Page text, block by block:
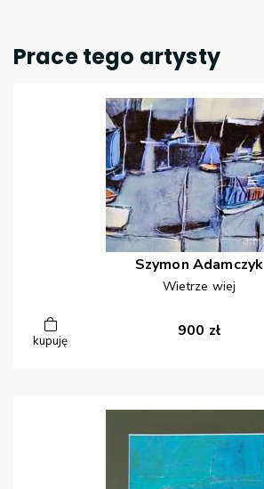
Prace tego artysty
Szymon Adamczyk
Wietrze wiej
kupuję
900 zł